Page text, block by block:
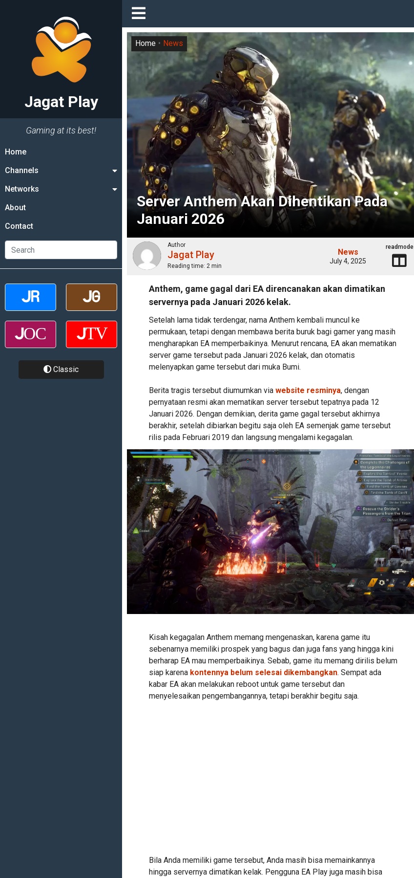
Jagat Play
Gaming at its best!
Home
Channels
Networks
About
Contact
Classic
Server Anthem Akan Dihentikan Pada
Januari 2026
Home News
Author
Jagat Play
Reading time: 2 min
News
July 4, 2025
readmode
Anthem, game gagal dari EA direncanakan akan dimatikan
servernya pada Januari 2026 kelak.
Setelah lama tidak terdengar, nama Anthem kembali muncul ke
permukaan, tetapi dengan membawa berita buruk bagi gamer yang masih
mengharapkan EA memperbaikinya. Menurut rencana, EA akan mematikan
server game tersebut pada Januari 2026 kelak, dan otomatis
melenyapkan game tersebut dari muka Bumi.
Berita tragis tersebut diumumkan via website resminya, dengan
pernyataan resmi akan mematikan server tersebut tepatnya pada 12
Januari 2026. Dengan demikian, derita game gagal tersebut akhirnya
berakhir, setelah dibiarkan begitu saja oleh EA semenjak game tersebut
rilis pada Februari 2019 dan langsung mengalami kegagalan.
Kisah kegagalan Anthem memang mengenaskan, karena game itu
sebenarnya memiliki prospek yang bagus dan juga fans yang hingga kini
berharap EA mau memperbaikinya. Sebab, game itu memang dirilis belum
siap karena kontennya belum selesai dikembangkan. Sempat ada
kabar EA akan melakukan reboot untuk game tersebut dan
menyelesaikan pengembangannya, tetapi berakhir begitu saja.
Bila Anda memiliki game tersebut, Anda masih bisa memainkannya
hingga servernya dimatikan kelak. Pengguna EA Play juga masih bisa